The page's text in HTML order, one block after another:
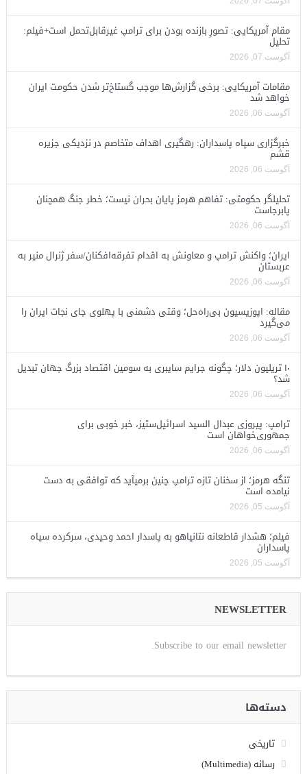
مقام آمریکایی: تصورِ بازنده بودن برای ترامپ غیرقابل‌تحمل است+فیلم:
تحلیل
آگوست 07, 2026
مقامات آمریکایی: برخی گزارش‌ها موجب گستاخ‌تر شدن حکومت ایران
خواهد شد
آگوست 06, 2026
خبرگزاری سپاه پاسداران: رهگیری اهداف متخاصم در نزدیکی جزیره
قشم
آگوست 06, 2026
تحلیلگر حکومتی: تفاهم هرمز پایان بحران نیست؛ خطر جنگ همچنان
پابرجاست
آگوست 06, 2026
ایران؛ واکنش ترامپ و معاونش به اقدام تفرقه‌افکنان/سفر ژنرال منیر به
عربستان
آگوست 06, 2026
مقاله: اپوزیسیون بی‌راه‌حل؛ وقتی دشمنی با پهلوی جای نجات ایران را
می‌گیرد
آگوست 06, 2026
۱۰ تریلیون دلار؛ چگونه جرایم سایبری به سومین اقتصاد بزرگ جهان تبدیل
شد؟
آگوست 06, 2026
ترامپ: پیروزی عبدال السید اسرائیل‌ستیز، خبر خوبی برای
جمهوری‌خواهان است
آگوست 06, 2026
تنگه هرمز؛ از سخنان تازه ترامپ چنین برمیآید که توافقی به دست
نیامده است
آگوست 05, 2026
فیلم؛ هشدار قاطعانه نتانیاهو به پاسدار احمد وحیدی، سرکرده سپاه
پاسداران
آگوست 05, 2026
NEWSLETTER
Subscribe to our email newsletter.
دسته‌ها
تاریخی
رسانه (Multimedia)